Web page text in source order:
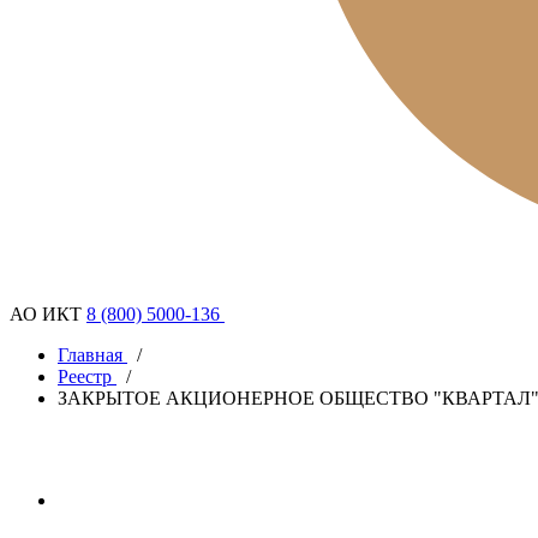
АО ИКТ 8 (800) 5000-136
Главная
/
Реестр
/
ЗАКРЫТОЕ АКЦИОНЕРНОЕ ОБЩЕСТВО "КВАРТАЛ"